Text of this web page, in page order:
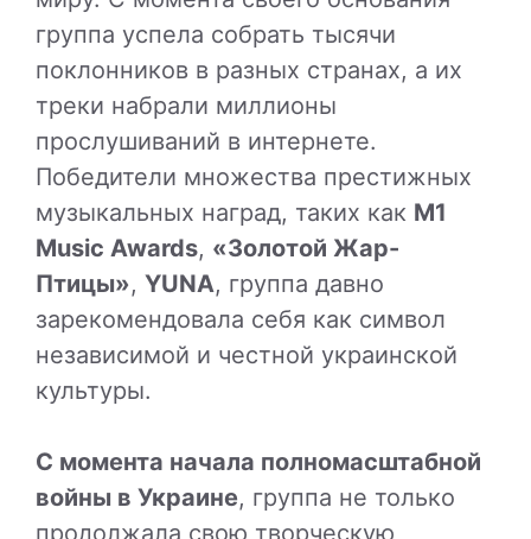
группа успела собрать тысячи
поклонников в разных странах, а их
треки набрали миллионы
прослушиваний в интернете.
Победители множества престижных
музыкальных наград, таких как M1
Music Awards, «Золотой Жар-
Птицы», YUNA, группа давно
зарекомендовала себя как символ
независимой и честной украинской
культуры.
С момента начала полномасштабной
войны в Украине, группа не только
продолжала свою творческую